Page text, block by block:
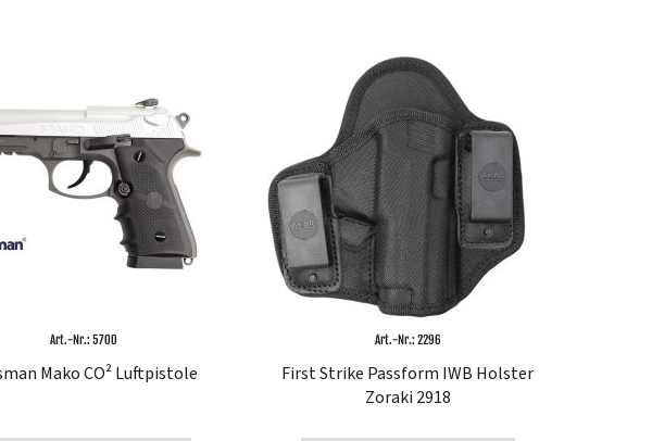
Art.-Nr.: 5700
Mako CO² Luftpistole
Art.-Nr.: 2296
First Strike Passform IWB Holster
Zoraki 2918